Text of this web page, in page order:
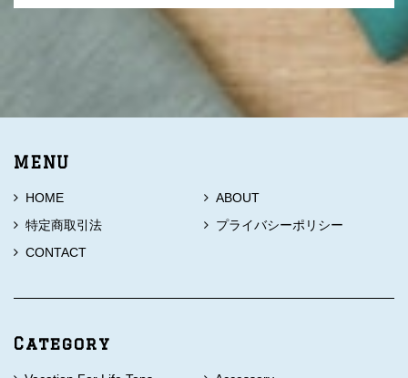
MENU
HOME
ABOUT
特定商取引法
プライバシーポリシー
CONTACT
Category